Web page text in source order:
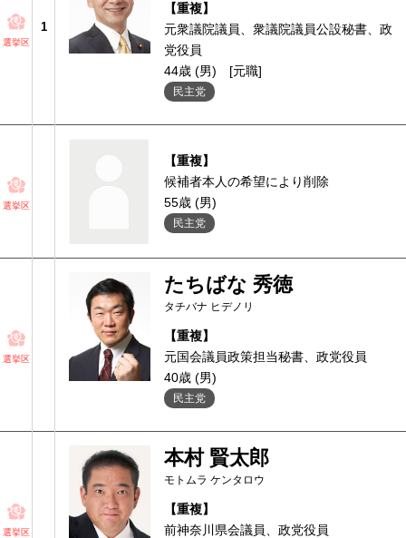
選挙区
1
【重複】
元衆議院議員、衆議院議員公設秘書、政
党役員
44歳 (男)
[元職]
民主党
選挙区
【重複】
候補者本人の希望により削除
55歳 (男)
民主党
選挙区
たちばな 秀徳
タチバナ ヒデノリ
【重複】
元国会議員政策担当秘書、政党役員
40歳 (男)
民主党
選挙区
本村 賢太郎
モトムラ ケンタロウ
【重複】
前神奈川県会議員、政党役員